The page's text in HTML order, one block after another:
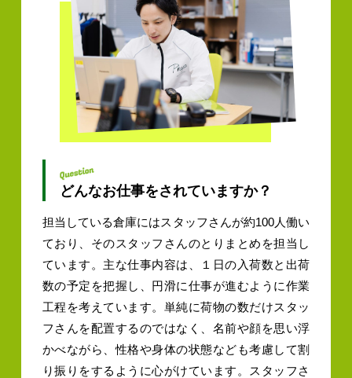
どんなお仕事をされていますか？
担当している倉庫にはスタッフさんが約100人働い
ており、そのスタッフさんのとりまとめを担当し
ています。主な仕事内容は、１日の入荷数と出荷
数の予定を把握し、円滑に仕事が進むように作業
工程を考えています。単純に荷物の数だけスタッ
フさんを配置するのではなく、名前や顔を思い浮
かべながら、性格や身体の状態なども考慮して割
り振りをするように心がけています。スタッフさ